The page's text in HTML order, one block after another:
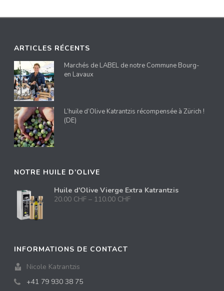
ARTICLES RÉCENTS
Marchés de LABEL de notre Commune Bourg-
en Lavaux
L’huile d’Olive Katrantzis récompensée à Zürich !
(DE)
NOTRE HUILE D’OLIVE
Huile d'Olive Vierge Extra Katrantzis
20.00 CHF – 110.00 CHF
INFORMATIONS DE CONTACT
Nicole Katrantzis
+41 79 930 38 75